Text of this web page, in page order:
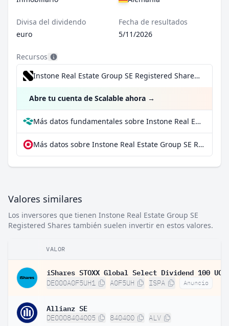
Divisa del dividendo
euro
Fecha de resultados
5/11/2026
Recursos
Instone Real Estate Group SE Registered Shares por 0,99 €/operación, incluido el Dividend Reinvestment Plan
Abre tu cuenta de Scalable ahora →
Más datos fundamentales sobre Instone Real Estate Group SE Registered Shares en Parqet
Más datos sobre Instone Real Estate Group SE Registered Shares en extraETF
Valores similares
Los inversores que tienen Instone Real Estate Group SE
Registered Shares también suelen invertir en estos valores.
VALOR
DE000A0F5UH1 A0F5UH ISPA Anuncio
Allianz SE
DE0008404005 840400 ALV